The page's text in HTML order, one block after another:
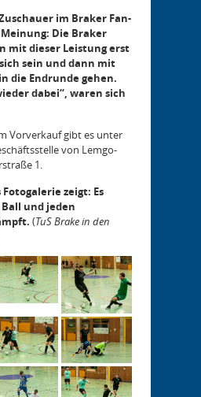
im Braker Fan-
Die Braker
mit dieser Leistung erst
sein und dann mit
die Endrunde gehen.
dabei“, waren sich
Vorverkauf gibt es unter
von Lemgo-
1.
zeigt: Es
und jeden
(TuS Brake in den